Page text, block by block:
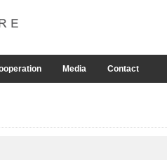
Media Contact